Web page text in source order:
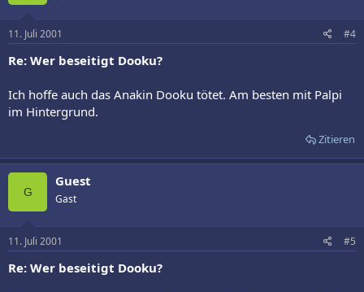
11. Juli 2001 #4
Re: Wer beseitigt Dooku?
Ich hoffe auch das Anakin Dooku tötet. Am besten mit Palpi
im Hintergrund.
Zitieren
G
Guest
Gast
11. Juli 2001 #5
Re: Wer beseitigt Dooku?